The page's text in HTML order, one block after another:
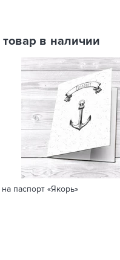
в наличии
паспорт «Якорь»